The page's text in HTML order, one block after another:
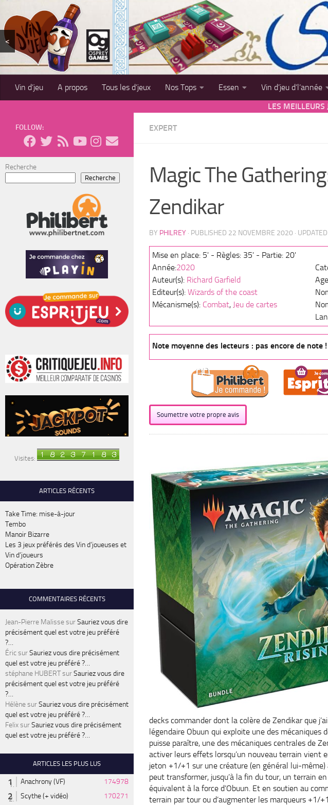
Skip to content
<
Vin d’jeu A propos Tous les d’jeux Nos Tops Essen Vin d’jeu d’l’année
LES MEILLEURS
EXPERT
Magic The
Zendikar
BY PHILREY · PUBLISHED 22 NOVEMBRE 2020 · UPDATED
Mise en place: 5' - Règles: 35' - Partie: 20'
Année:2020
Auteur(s): Richard Garfield
Editeur(s): Wizards of the coast
Mécanisme(s): Combat, Jeu de cartes
Note moyenne des lecteurs : pas encore de note !
Soumettre votre propre avis
decks commander dont la colère de Zendikar que
légendaire Obuun qui exploite une des mécaniques
puisse paraître, une des mécaniques centrales de
activer leurs effets lorsqu’un nouveau terrain vient
jeton +1/+1 sur une créature (en général lui-même)
peut transformer, jusqu’à la fin du tour, un terrain
équivalent à la force d’Obuun. Et en soutien au
terrain par tour ou d’augmenter les marqueurs +1/
FOLLOW:
Recherche
Recherche
Visites:
ARTICLES RÉCENTS
Take Time: mise-à-jour
Tembo
Manoir Bizarre
Les 3 jeux préférés des Vin d’joueuses et
Vin d’joueurs
Opération Zèbre
COMMENTAIRES RÉCENTS
Jean-Pierre MalissesurSauriez vous dire
précisément quel est votre jeu préféré
?…
ÉricsurSauriez vous dire précisément
quel est votre jeu préféré ?…
stéphane HUBERTsurSauriez vous dire
précisément quel est votre jeu préféré
?…
HélènesurSauriez vous dire précisément
quel est votre jeu préféré ?…
FelixsurSauriez vous dire précisément
quel est votre jeu préféré ?…
ARTICLES LES PLUS LUS
Anachrony (VF)
174978
Scythe (+ vidéo)
170271